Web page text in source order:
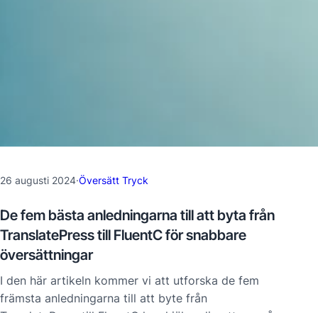
26 augusti 2024·Översätt Tryck
De fem bästa anledningarna till att byta från
TranslatePress till FluentC för snabbare
översättningar
I den här artikeln kommer vi att utforska de fem
främsta anledningarna till att byte från